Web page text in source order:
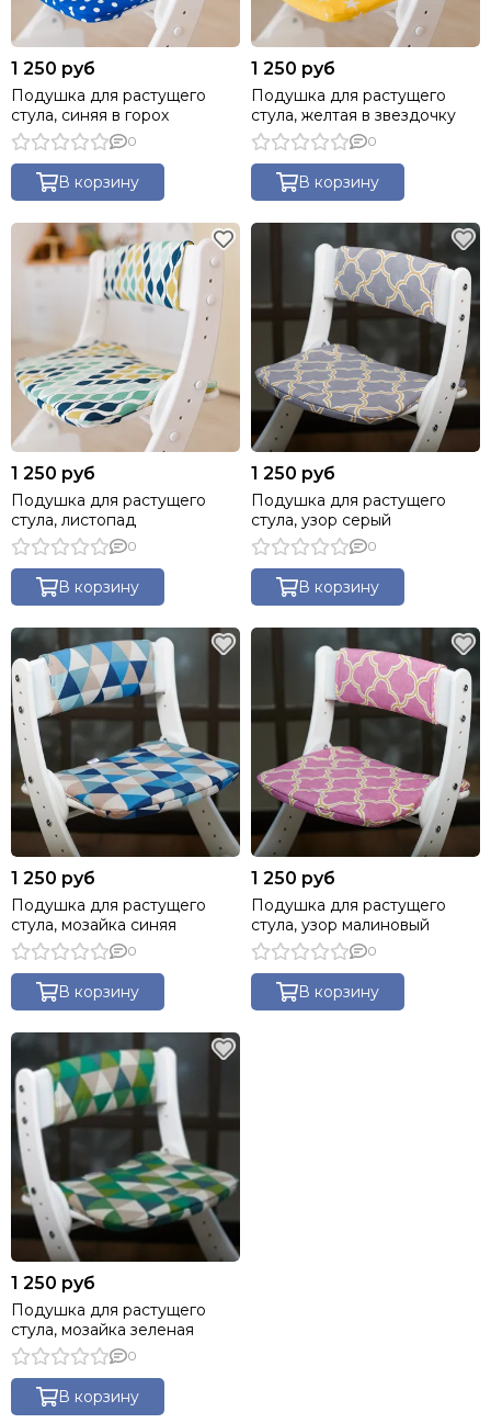
1 250 руб
Подушка для растущего
стула, синяя в горох
0
В корзину
1 250 руб
Подушка для растущего
стула, желтая в звездочку
0
В корзину
1 250 руб
Подушка для растущего
стула, листопад
0
В корзину
1 250 руб
Подушка для растущего
стула, узор серый
0
В корзину
1 250 руб
Подушка для растущего
стула, мозайка синяя
0
В корзину
1 250 руб
Подушка для растущего
стула, узор малиновый
0
В корзину
1 250 руб
Подушка для растущего
стула, мозайка зеленая
0
В корзину